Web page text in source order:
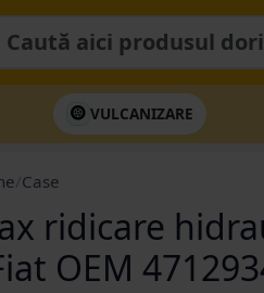
VULCANIZARE
Case
ridicare
OEM